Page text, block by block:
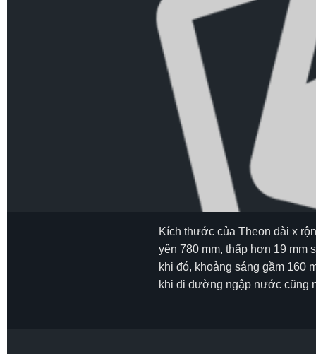
Kích thước của Theon dài x
yên 780 mm, thấp hơn 19 mm
khi đó, khoảng sáng gầm 160
khi đi đường ngập nước cũng